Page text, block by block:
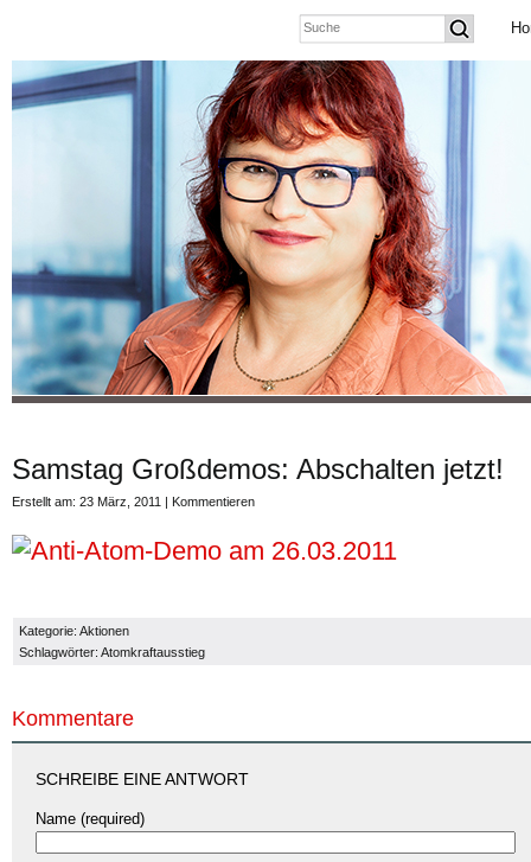
Samstag Großdemos: Abschalten jetzt!
Erstellt am: 23 März, 2011 | Kommentieren
Kategorie: Aktionen
Schlagwörter: Atomkraftausstieg
Kommentare
SCHREIBE EINE ANTWORT
Name (required)